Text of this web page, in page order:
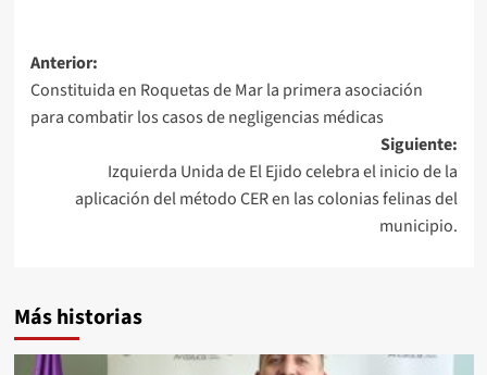
Navegación
de
entradas
Anterior:
Constituida en Roquetas de Mar la primera asociación
para combatir los casos de negligencias médicas
Siguiente:
Izquierda Unida de El Ejido celebra el inicio de la
aplicación del método CER en las colonias felinas del
municipio.
Más historias